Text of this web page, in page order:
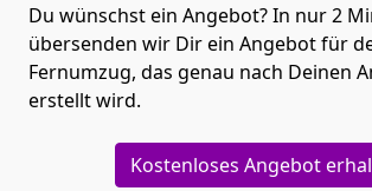
Du wünschst ein Angebot? In nur 2
übersenden wir Dir ein Angebot für
Fernumzug, das genau nach Deinen
erstellt wird.
Kostenloses Angebot